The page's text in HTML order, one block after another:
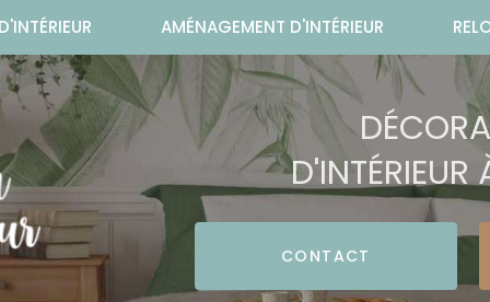
AMÉNAGEMENT D'INTÉRIEUR
D'INTÉRIEUR
CONTACT